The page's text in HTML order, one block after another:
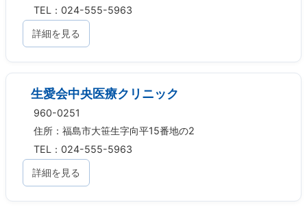
TEL：024-555-5963
詳細を見る
生愛会中央医療クリニック
960-0251
住所：福島市大笹生字向平15番地の2
TEL：024-555-5963
詳細を見る